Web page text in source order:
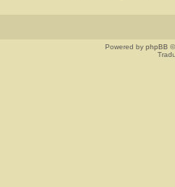
Powered by phpBB